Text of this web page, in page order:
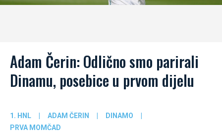
Adam Čerin: Odlično smo parirali
Dinamu, posebice u prvom dijelu
1. HNL | ADAM ČERIN | DINAMO
|
PRVA MOMČAD